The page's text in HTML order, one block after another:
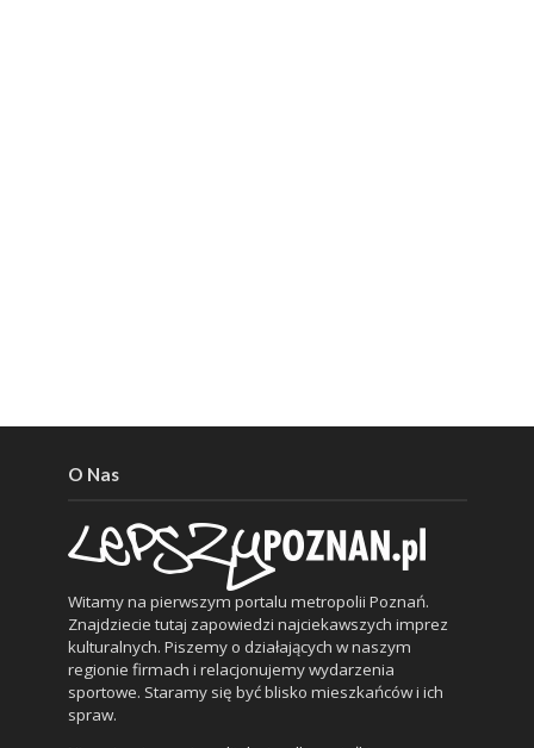
O Nas
Witamy na pierwszym portalu metropolii Poznań.
Znajdziecie tutaj zapowiedzi najciekawszych imprez
kulturalnych. Piszemy o działających w naszym
regionie firmach i relacjonujemy wydarzenia
sportowe. Staramy się być blisko mieszkańców i ich
spraw.